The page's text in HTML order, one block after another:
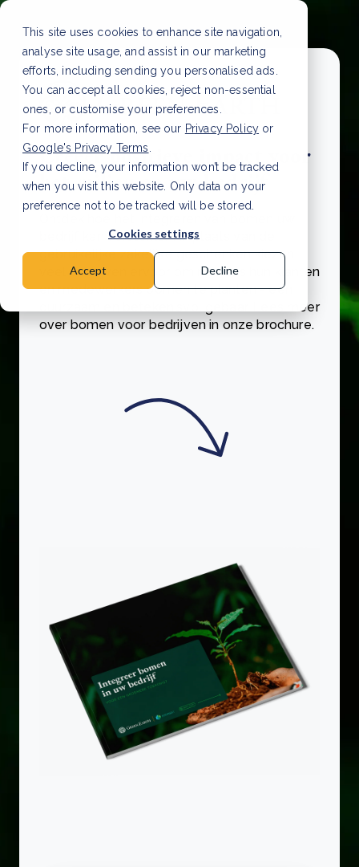
This site uses cookies to enhance site navigation,
analyse site usage, and assist in our marketing
efforts, including sending you personalised ads.
You can accept all cookies, reject non-essential
ones, or customise your preferences.
For more information, see our Privacy Policy or
Google's Privacy Terms
If you decline, your information won’t be tracked
when you visit this website. Only data on your
preference not to be tracked will be stored.
Cookies settings
Accept Decline
Creëer positieve impact voor
het milieu en uw bedrijf
bedrijf kan versterken. In plaats van de
gebruikelijke zakelijke geschenken kiezen
veel bedrijven ervoor om namens hun klanten
en medewerkers bomen te planten - een
duurzaam en betekenisvol gebaar. Lees meer
over bomen voor bedrijven in onze brochure.